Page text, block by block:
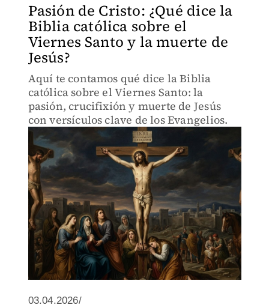
Pasión de Cristo: ¿Qué dice la
Biblia católica sobre el
Viernes Santo y la muerte de
Jesús?
Aquí te contamos qué dice la Biblia
católica sobre el Viernes Santo: la
pasión, crucifixión y muerte de Jesús
con versículos clave de los Evangelios.
03.04.2026/